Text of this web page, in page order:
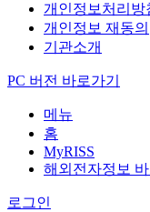
개인정보처리방
개인정보 재동의
기관소개
PC 버전 바로가기
메뉴
홈
MyRISS
해외전자정보 바
로그인